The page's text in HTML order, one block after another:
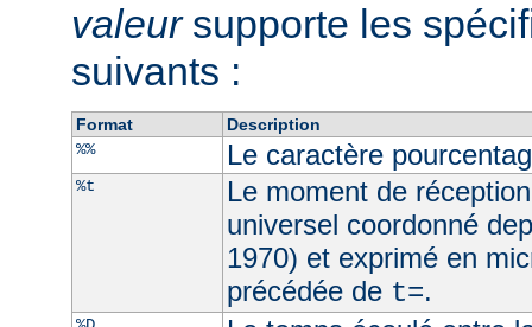
valeursupporte les
suivants :
Format
Description
%%
Le caractère
%t
Le moment de
universel coordonné
1970) et exprimé en
précédée de t=.